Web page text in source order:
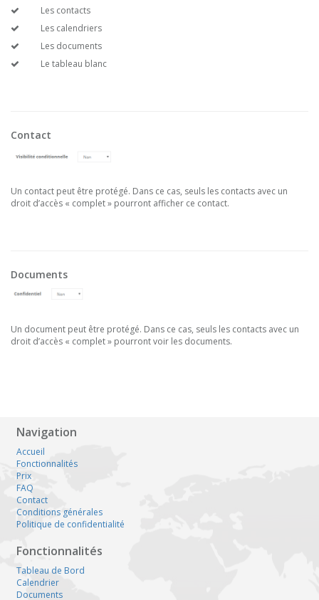
Les contacts
Les calendriers
Les documents
Le tableau blanc
Contact
Un contact peut être protégé. Dans ce cas, seuls les contacts avec un
droit d’accès « complet » pourront afficher ce contact.
Documents
Un document peut être protégé. Dans ce cas, seuls les contacts avec un
droit d’accès « complet » pourront voir les documents.
Navigation
Accueil
Fonctionnalités
Prix
FAQ
Contact
Conditions générales
Politique de confidentialité
Fonctionnalités
Tableau de Bord
Calendrier
Documents